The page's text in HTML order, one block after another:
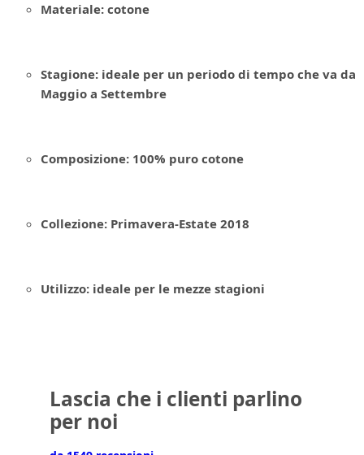
Materiale: cotone
Stagione: ideale per un periodo di tempo che va da
Maggio a Settembre
Composizione: 100% puro cotone
Collezione: Primavera-Estate 2018
Utilizzo: ideale per le mezze stagioni
Lascia che i clienti parlino
per noi